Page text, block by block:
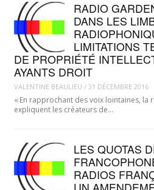
RADIO
DANS LES
LIMITATIONS
DE PROPRIÉTÉ
AYANTS DROIT
VALENTINE BEAULIEU / 31 DÉCEMBRE 2016
« En rapprochant des voix lointaines, la
expliquent les créateurs de…
LES QUOTAS
RADIOS